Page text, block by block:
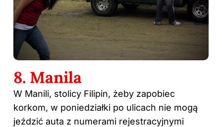
8. Manila
W Manili, stolicy Filipin, żeby zapobiec
korkom, w poniedziałki po ulicach nie mogą
jeździć auta z numerami rejestracyjnymi